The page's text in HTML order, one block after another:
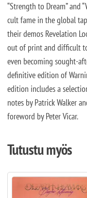
“Strength to Dream” and
cult fame in the global
their demos Revelation
out of print and difficult
even becoming sought-
definitive edition of
edition includes a
notes by Patrick Walker
foreword by Peter Vicar.
Tutustu myös